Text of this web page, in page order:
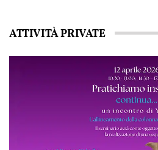
ATTIVITÀ PRIVATE